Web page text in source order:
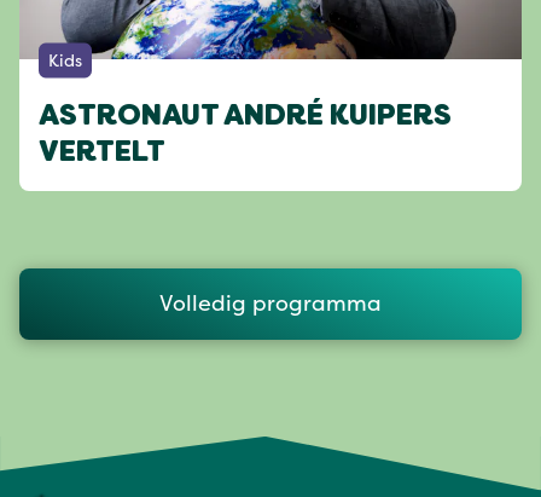
Kids
ASTRONAUT ANDRÉ KUIPERS
VERTELT
Volledig programma